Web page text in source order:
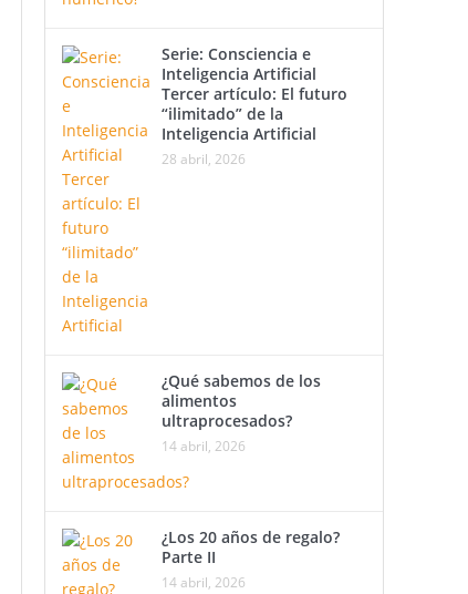
Serie: Consciencia e
Inteligencia Artificial
Tercer artículo: El futuro
“ilimitado” de la
Inteligencia Artificial
28 abril, 2026
¿Qué sabemos de los
alimentos
ultraprocesados?
14 abril, 2026
¿Los 20 años de regalo?
Parte II
14 abril, 2026